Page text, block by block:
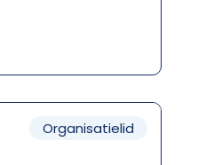
Organisatielid